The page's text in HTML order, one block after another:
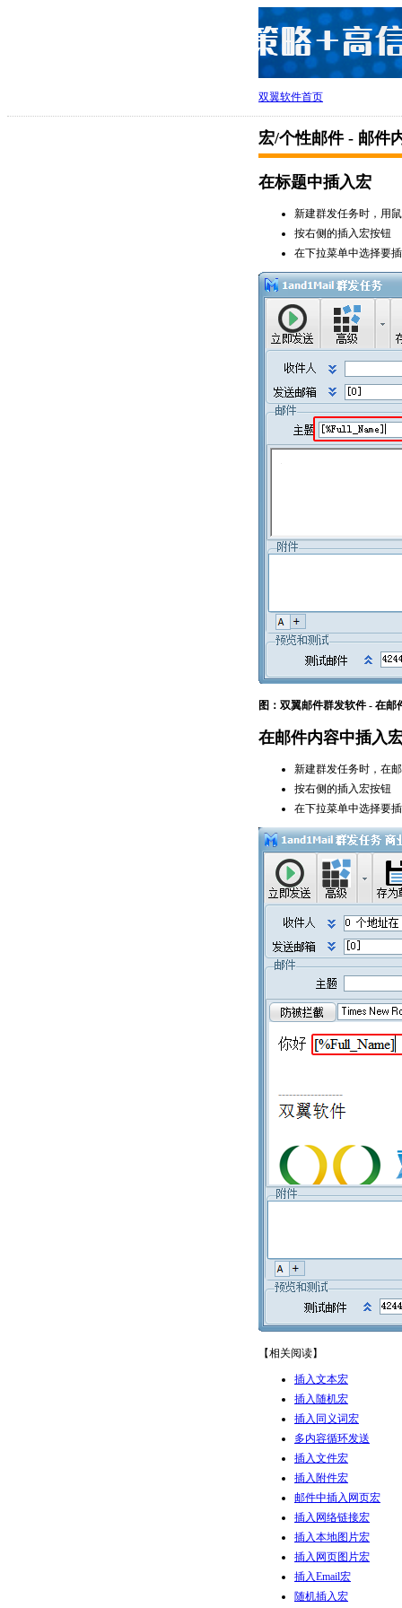
双翼软件首页
宏/个性邮件 - 邮件
在标题中插入宏
新建群发任务时，用
按右侧的插入宏按钮
在下拉菜单中选择要
图：双翼邮件群发软件 - 在邮
在邮件内容中插入
新建群发任务时，在
按右侧的插入宏按钮
在下拉菜单中选择要
【相关阅读】
插入文本宏
插入随机宏
插入同义词宏
多内容循环发送
插入文件宏
插入附件宏
邮件中插入网页宏
插入网络链接宏
插入本地图片宏
插入网页图片宏
插入Email宏
随机插入宏